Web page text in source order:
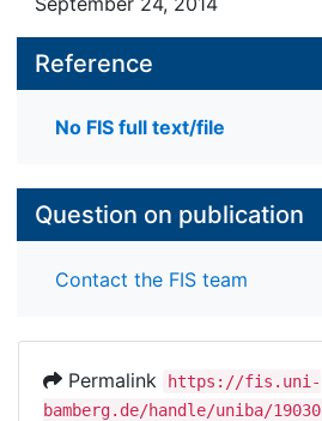
Reference
No FIS full text/file
Question on publication
Contact the FIS team
Permalink
https://fis.uni-
bamberg.de/handle/uniba/19030